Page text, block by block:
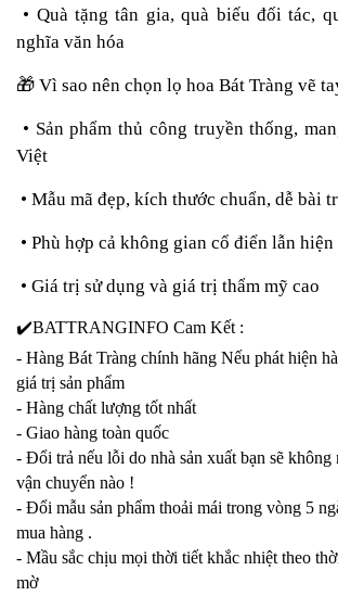
• Quà tặng tân gia, quà biếu đối tác,
nghĩa văn hóa
🎁 Vì sao nên chọn lọ hoa Bát Tràng vẽ
• Sản phẩm thủ công truyền thống,
Việt
• Mẫu mã đẹp, kích thước chuẩn, dễ bài
• Phù hợp cả không gian cổ điển lẫn
• Giá trị sử dụng và giá trị thẩm mỹ cao
✔️BATTRANGINFO Cam Kết :
- Hàng Bát Tràng chính hãng Nếu phát hiện
giá trị sản phẩm
- Hàng chất lượng tốt nhất
- Giao hàng toàn quốc
- Đổi trả nếu lỗi do nhà sản xuất bạn sẽ không
vận chuyển nào !
- Đổi mẫu sản phẩm thoải mái trong vòng 5
mua hàng .
- Mầu sắc chịu mọi thời tiết khắc nhiệt theo
mờ